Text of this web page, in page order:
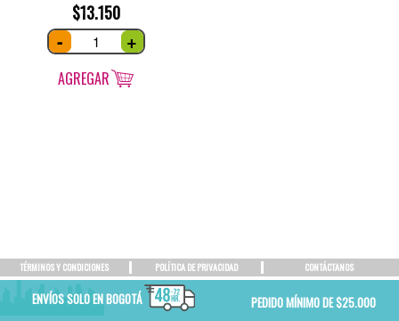
$13.150
- Dolcevita
chocolatina
con
90grs
quantity
+
AGREGAR
TÉRMINOS Y CONDICIONES POLÍTICA DE PRIVACIDAD CONTÁCTANOS
ENVÍOS SOLO EN BOGOTÁ PEDIDO MÍNIMO DE $25.000